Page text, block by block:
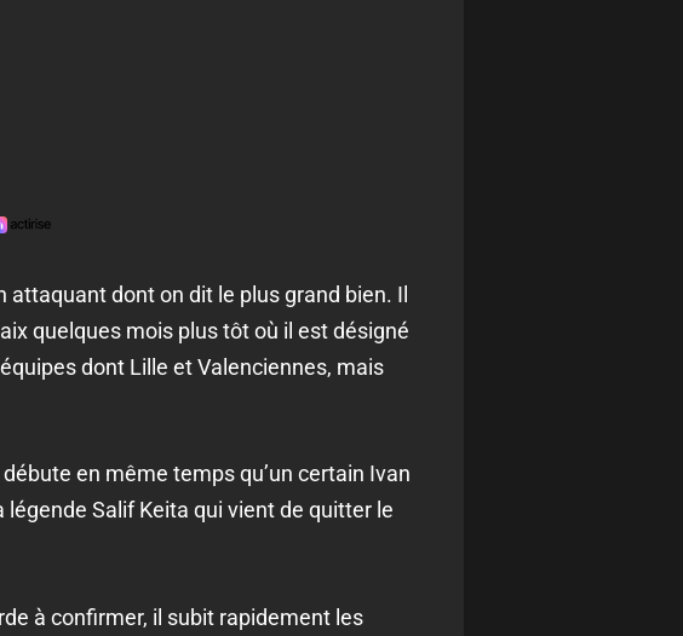
attaquant dont on dit le plus grand bien. Il
quelques mois plus tôt où il est désigné
dont Lille et Valenciennes, mais
en même temps qu’un certain Ivan
Salif Keita qui vient de quitter le
à confirmer, il subit rapidement les